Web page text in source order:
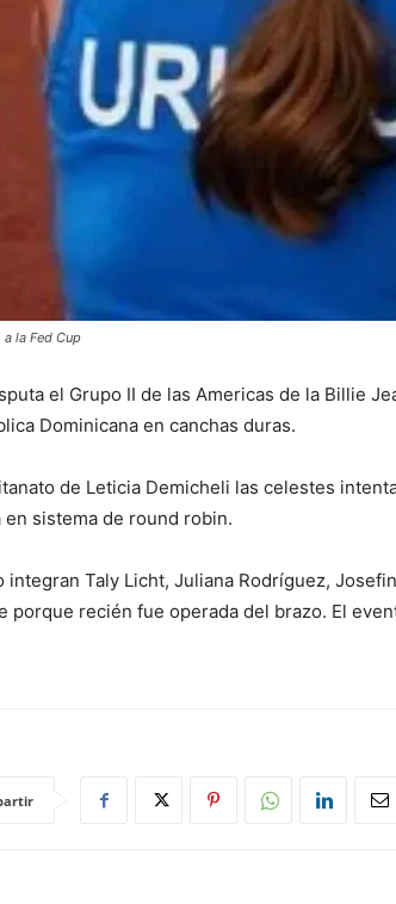
la Fed Cup
el Grupo II de las Americas de la Billie
Dominicana en canchas duras.
de Leticia Demicheli las celestes
en sistema de round robin.
integran Taly Licht, Juliana Rodríguez,
porque recién fue operada del brazo. El